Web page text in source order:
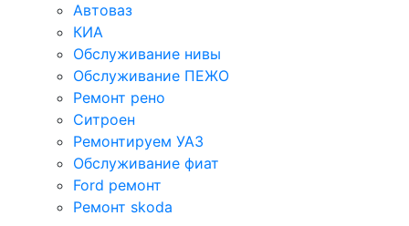
Автоваз
КИА
Обслуживание нивы
Обслуживание ПЕЖО
Ремонт рено
Ситроен
Ремонтируем УАЗ
Обслуживание фиат
Ford ремонт
Ремонт skoda